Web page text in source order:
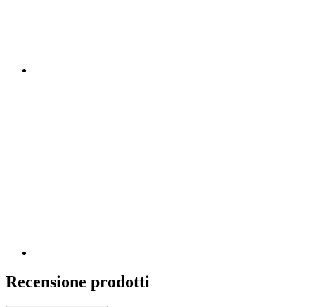
Recensione prodotti